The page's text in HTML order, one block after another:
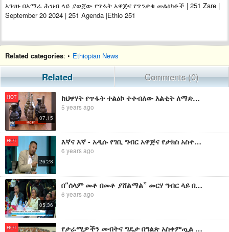
አገዛዙ በአማራ ሕዝብ ላይ ያወጀው የጥፋት አዋጅና የጥንቃቄ መልዕክቶች | 251 Zare |
September 20 2024 | 251 Agenda |Ethio 251
Related categories: • Ethiopian News
Related Comments (0)
HOT
07:15
ከህዋሃት የጥፋት ተልዕኮ ተቀብለው እልቂት ለማድረስ ሲንቀሳቀሱ የነበሩ የጥፋት ቡድኖች በቁጥጥር ስር ዋሉ|
5 years ago
HOT
26:28
እኛና እኛ - አዲሱ የገቢ ግብር አዋጅና የታክስ አስተዳደር ለውጥ ምን ይመስላል ? ክፍል ሦስት
6 years ago
05:36
በ“ሰላም መቶ በመቶ ያሸልማል” መርሃ ግብር ላይ በከፍተኛ የስራ ሃላፊዎች የተላለፉ መልዕክቶች
6 years ago
HOT የታራሚዎችን መብትና ግዴታ በግልጽ አስቀምጧል የተባለው የፌደራል ማረሚያ ቤቶች ረቂቅ አዋጅና ሌሎች ዘገባዎች ኢቢኤስ አዲስ ነገር EBS What's New